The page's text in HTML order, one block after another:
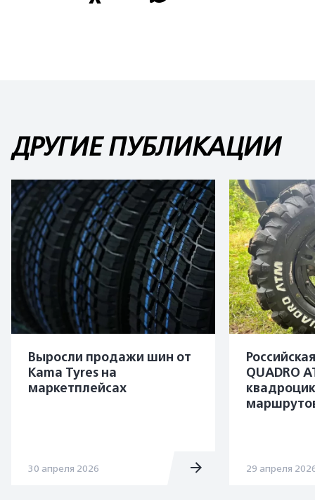
ДРУГИЕ ПУБЛИКАЦИИ
Выросли продажи шин от
Kama Tyres на
маркетплейсах
30 апреля 2026
QUADRO
29 апреля